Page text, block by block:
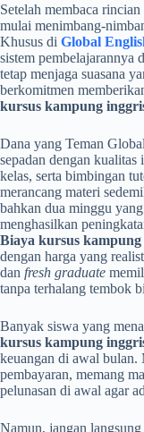
Setelah membaca
mulai menimbang-
Khusus di Global
sistem pembelajarannya
tetap menjaga suasana
berkomitmen
kursus kampung
Dana yang Teman
sepadan dengan
kelas, serta bimbingan
merancang materi
bahkan dua minggu
menghasilkan
Biaya kursus
dengan harga yang
dan fresh graduate
tanpa terhalang tembok
Banyak siswa yang
kursus kampung
keuangan di awal bulan.
pembayaran, memang
pelunasan di awal agar
Namun, jangan